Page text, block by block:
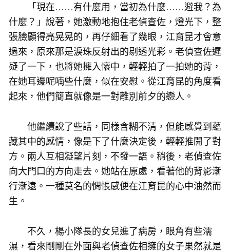
「現在……有什麼用，當初為什麼……避我？為
什麼？」說著，她激動地抱住老偵查佐，燈光下，整
張臉顯得亮晃晃的，再仔細看了幾眼，江育昆才會意
過來，原來那是淚珠反射出的剔透光彩。老偵查佐遲
疑了一下，也將她擁入懷中，輕輕拍了一拍她的背，
在她耳邊呢喃些什麼，似在安慰。從江育昆的角度看
起來，他們簡直就像是一對離別前夕的戀人。
他繼續說了些話，同樣含糊不清，但能感覺到蘊
藏其中的感情，像是下了什麼決定後，輕輕推開了對
方。兩人互相凝望片刻，不發一語。稍後，老偵查佐
向大門口的方向走去。她站在原處，看著他的背影漸
行漸遠。一種莫名的惆悵感便在江育昆的心中油然而
生。
不久，楊小隊長的女兒進了病房，眼角有些濡
濕，看來剛剛在外面與老偵查佐相擁的女子果然就是